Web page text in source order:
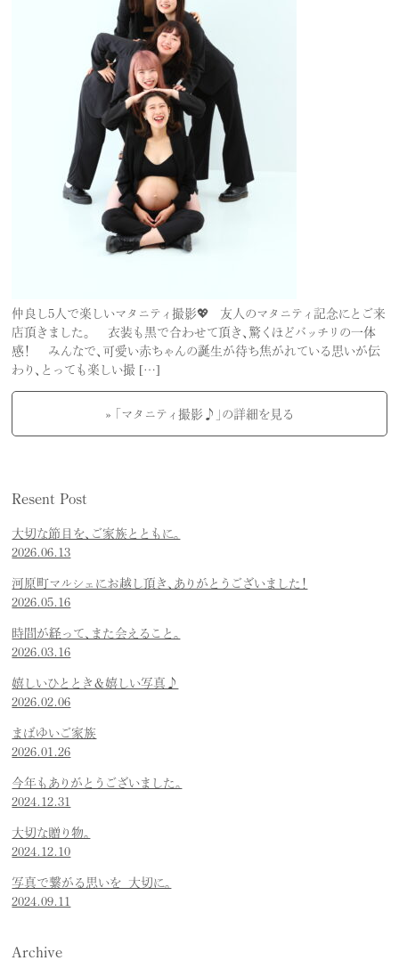
仲良し5人で楽しいマタニティ撮影💖 友人のマタニティ記念にとご来
店頂きました。 衣装も黒で合わせて頂き、驚くほどバッチリの一体
感！ みんなで、可愛い赤ちゃんの誕生が待ち焦がれている思いが伝
わり、とっても楽しい撮 […]
» 「マタニティ撮影♪」の詳細を見る
Resent Post
大切な節目を、ご家族とともに。
2026.06.13
河原町マルシェにお越し頂き、ありがとうございました！
2026.05.16
時間が経って、また会えること。
2026.03.16
嬉しいひととき＆嬉しい写真♪
2026.02.06
まばゆいご家族
2026.01.26
今年もありがとうございました。
2024.12.31
大切な贈り物。
2024.12.10
写真で繋がる思いを 大切に。
2024.09.11
Archive